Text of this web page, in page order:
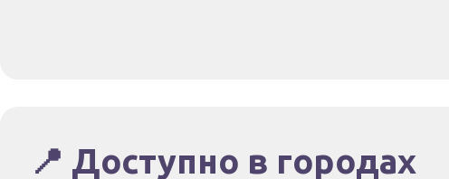
📍 Доступно в городах